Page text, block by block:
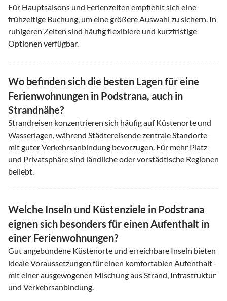
Für Hauptsaisons und Ferienzeiten empfiehlt sich eine
frühzeitige Buchung, um eine größere Auswahl zu sichern. In
ruhigeren Zeiten sind häufig flexiblere und kurzfristige
Optionen verfügbar.
Wo befinden sich die besten Lagen für eine
Ferienwohnungen in Podstrana, auch in
Strandnähe?
Strandreisen konzentrieren sich häufig auf Küstenorte und
Wasserlagen, während Städtereisende zentrale Standorte
mit guter Verkehrsanbindung bevorzugen. Für mehr Platz
und Privatsphäre sind ländliche oder vorstädtische Regionen
beliebt.
Welche Inseln und Küstenziele in Podstrana
eignen sich besonders für einen Aufenthalt in
einer Ferienwohnungen?
Gut angebundene Küstenorte und erreichbare Inseln bieten
ideale Voraussetzungen für einen komfortablen Aufenthalt -
mit einer ausgewogenen Mischung aus Strand, Infrastruktur
und Verkehrsanbindung.